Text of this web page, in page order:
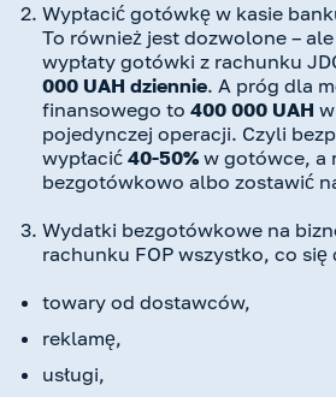
Wypłacić gotówkę w kasie
To również jest dozwolone –
wypłaty gotówki z rachunku
000 UAH dziennie. A próg dla
finansowego to 400 000 UAH
pojedynczej operacji. Czyli
wypłacić 40-50% w gotówce, a
bezgotówkowo albo zostawić
Wydatki bezgotówkowe na
rachunku FOP wszystko, co się
towary od dostawców,
reklamę,
usługi,